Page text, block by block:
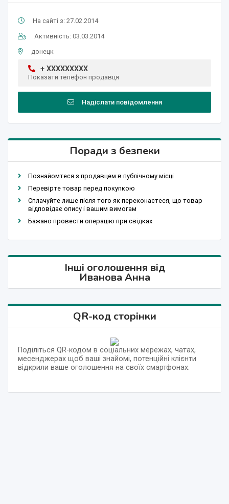
На сайті з: 27.02.2014
Активність: 03.03.2014
донецк
+ XXXXXXXXX
Показати телефон продавця
Надіслати повідомлення
Поради з безпеки
Познайомтеся з продавцем в публічному місці
Перевірте товар перед покупкою
Сплачуйте лише після того як переконаєтеся, що товар
відповідає опису і вашим вимогам
Бажано провести операцію при свідках
Інші оголошення від
Иванова Анна
QR-код сторінки
Поділіться QR-кодом в соціальних мережах, чатах,
месенджерах щоб ваші знайомі, потенційні клієнти
відкрили ваше оголошення на своїх смартфонах.